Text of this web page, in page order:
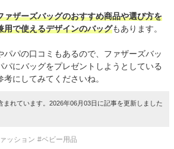
ァザーズバッグのおすすめ商品や選び方を
用で使えるデザインのバッグもあります。
パパの口コミもあるので、ファザーズバッ
パにバッグをプレゼントしようとしている
にしてみてくださいね。
まれています。2026年06月03日に記事を更新しました
ッション #ベビー用品